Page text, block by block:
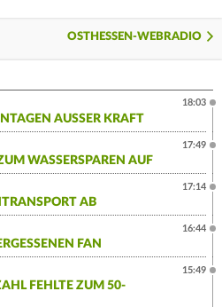
OSTHESSEN-WEBRADIO
AUSSER KRAFT
18:03
WASSERSPAREN AUF
17:49
AB
17:14
FAN
16:44
FEHLTE ZUM 50-
15:49